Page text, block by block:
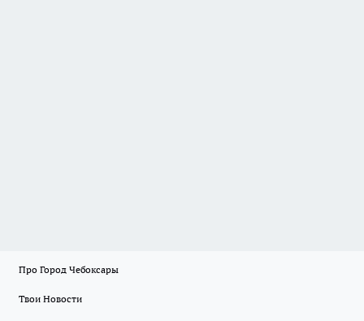
Про Город Чебоксары
Твои Новости